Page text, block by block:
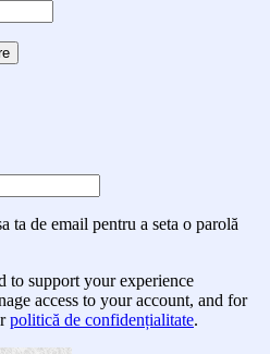
ta de email pentru a seta o parolă
to support your experience
access to your account, and for
politică de confidențialitate.